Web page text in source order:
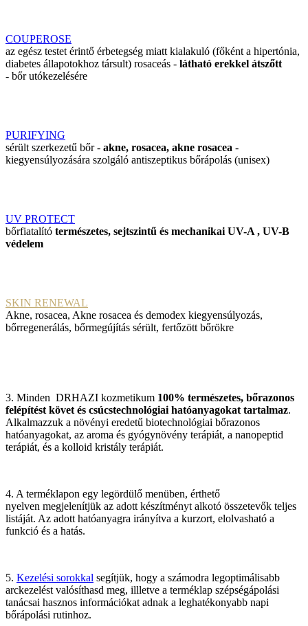
COUPEROSE
az egész testet érintő érbetegség miatt kialakuló (főként a hipertónia,
diabetes állapotokhoz társult) rosaceás - látható erekkel átszőtt
- bőr utókezelésére
PURIFYING
sérült szerkezetű bőr - akne, rosacea, akne rosacea -
kiegyensúlyozására szolgáló antiszeptikus bőrápolás (unisex)
UV PROTECT
bőrfiatalító természetes, sejtszintű és mechanikai UV-A , UV-B
védelem
SKIN RENEWAL
Akne, rosacea, Akne rosacea és demodex kiegyensúlyozás,
bőrregenerálás, bőrmegújítás sérült, fertőzött bőrökre
3. Minden DRHAZI kozmetikum 100% természetes, bőrazonos
felépítést követ és csúcstechnológiai hatóanyagokat tartalmaz.
Alkalmazzuk a növényi eredetű biotechnológiai bőrazonos
hatóanyagokat, az aroma és gyógynövény terápiát, a nanopeptid
terápiát, és a kolloid kristály terápiát.
4. A terméklapon egy legördülő menüben, érthető
nyelven megjelenítjük az adott készítményt alkotó összetevők teljes
listáját. Az adott hatóanyagra irányítva a kurzort, elolvasható a
funkció és a hatás.
5. Kezelési sorokkal segítjük, hogy a számodra legoptimálisabb
arckezelést valósíthasd meg, illletve a terméklap szépségápolási
tanácsai hasznos információkat adnak a leghatékonyabb napi
bőrápolási rutinhoz.